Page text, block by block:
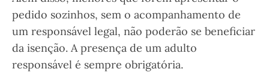
pedido sozinhos, sem o acompanhamento de
um responsável legal, não poderão se beneficiar
da isenção. A presença de um adulto
responsável é sempre obrigatória.